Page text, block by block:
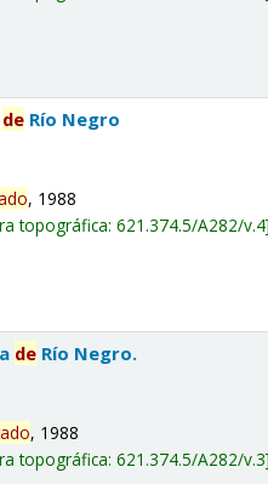
de Río Negro
, 1988
topográfica:621.374.5/A282/v.4
de Río Negro.
, 1988
topográfica:621.374.5/A282/v.3